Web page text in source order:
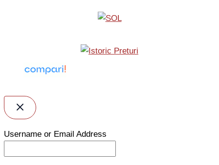
Username or Email Address